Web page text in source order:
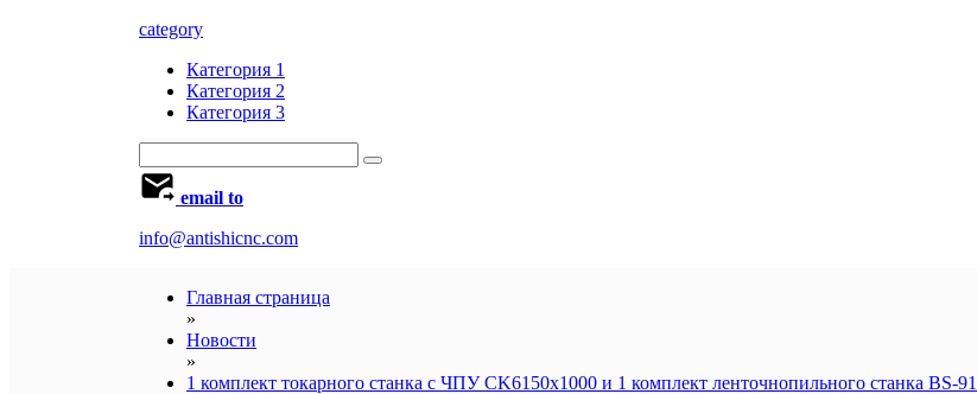
category
Категория 1
Категория 2
Категория 3
email to
info@antishicnc.com
Главная страница
»
Новости
»
1 комплект токарного станка с ЧПУ CK6150x1000 и 1 комплект ленточнопильного станка BS-